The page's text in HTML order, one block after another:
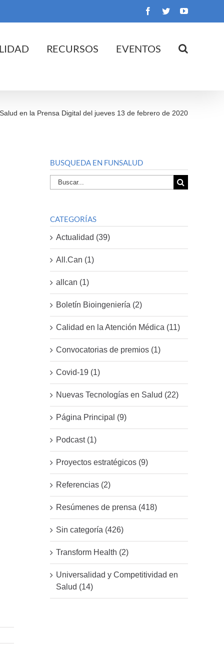
Facebook
TwitterYouTube
RECURSOS EVENTOS
Salud en la Prensa Digital del jueves 13 de febrero de 2020
BUSQUEDA EN FUNSALUD
Buscar
por:
CATEGORÍAS
Actualidad (39)
All.Can (1)
allcan (1)
Boletín Bioingeniería (2)
Calidad en la Atención Médica (11)
Convocatorias de premios (1)
Covid-19 (1)
Nuevas Tecnologías en Salud (22)
Página Principal (9)
Podcast (1)
Proyectos estratégicos (9)
Referencias (2)
Resúmenes de prensa (418)
Sin categoría (426)
Transform Health (2)
Universalidad y Competitividad en
Salud (14)